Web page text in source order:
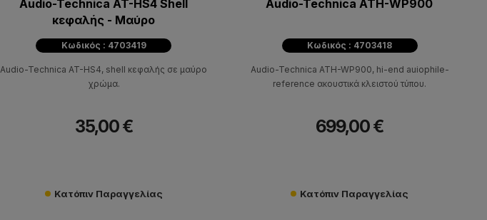
Audio-Technica AT-HS4 Shell
κεφαλής - Μαύρο
Κωδικός : 4703419
Audio-Technica AT-HS4, shell κεφαλής σε μαύρο
χρώμα.
35,00 €
Κατόπιν Παραγγελίας
Audio-Technica ATH-WP900
Κωδικός : 4703418
Audio-Technica ATH-WP900, hi-end auiophile-
reference ακουστικά κλειστού τύπου.
699,00 €
Κατόπιν Παραγγελίας